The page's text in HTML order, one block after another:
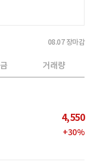
08.07 장마감
거래량
4,550
+30%